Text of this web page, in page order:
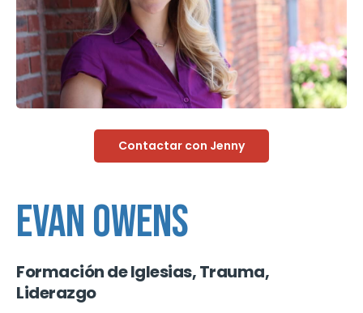
Contactar con Jenny
EVAN OWENS
Formación de Iglesias, Trauma,
Liderazgo